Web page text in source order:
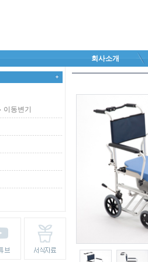
회사소개
이동변기